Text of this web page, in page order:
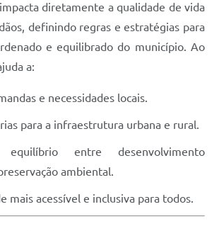
diretamente a qualidade de vida
definindo regras e estratégias para
e equilibrado do município. Ao
a:
e necessidades locais.
para a infraestrutura urbana e rural.
entre desenvolvimento
ambiental.
mais acessível e inclusiva para todos.